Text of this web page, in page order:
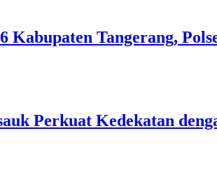
Tangerang,
Perkuat Kedekatan